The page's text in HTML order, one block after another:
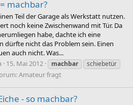
machbar?
Teil der Garage als Werkstatt nutzen.
noch keine Zwischenwand mit Tür. Da
habe, dachte ich eine
dürfte nicht das Problem sein. Einen
auch nicht. Was...
15. Mai 2012 machbar
schiebetür
Amateur fragt
- so machbar?